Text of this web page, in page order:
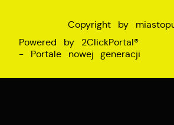
Copyright by
Powered by 2ClickPortal®
- Portale nowej generacji